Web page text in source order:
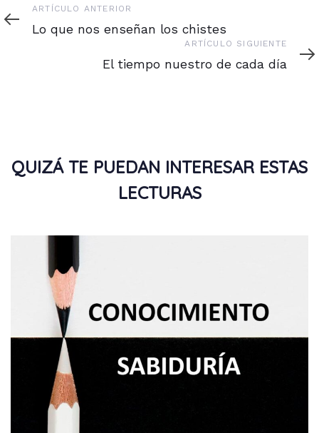
Artículo
anterior
ARTÍCULO ANTERIOR
Lo que nos enseñan los chistes
siguiente
ARTÍCULO SIGUIENTE
El tiempo nuestro de cada día
QUIZÁ TE PUEDAN INTERESAR ESTAS
LECTURAS